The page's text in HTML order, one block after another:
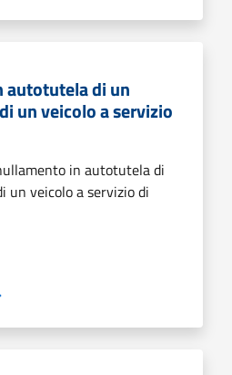
di un
un veicolo a servizio
in autotutela di
un veicolo a servizio di